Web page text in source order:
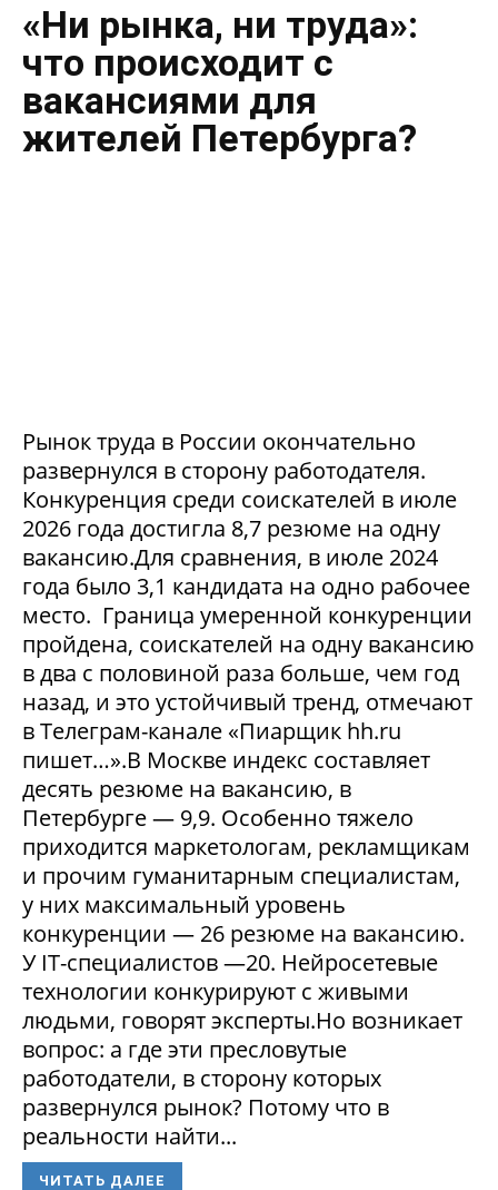
«Ни рынка, ни труда»:
что происходит с
вакансиями для
жителей Петербурга?
Рынок труда в России окончательно
развернулся в сторону работодателя.
Конкуренция среди соискателей в июле
2026 года достигла 8,7 резюме на одну
вакансию.Для сравнения, в июле 2024
года было 3,1 кандидата на одно рабочее
место. Граница умеренной конкуренции
пройдена, соискателей на одну вакансию
в два с половиной раза больше, чем год
назад, и это устойчивый тренд, отмечают
в Телеграм-канале «Пиарщик hh.ru
пишет…».В Москве индекс составляет
десять резюме на вакансию, в
Петербурге — 9,9. Особенно тяжело
приходится маркетологам, рекламщикам
и прочим гуманитарным специалистам,
у них максимальный уровень
конкуренции — 26 резюме на вакансию.
У IT-специалистов —20. Нейросетевые
технологии конкурируют с живыми
людьми, говорят эксперты.Но возникает
вопрос: а где эти пресловутые
работодатели, в сторону которых
развернулся рынок? Потому что в
реальности найти...
ЧИТАТЬ ДАЛЕЕ